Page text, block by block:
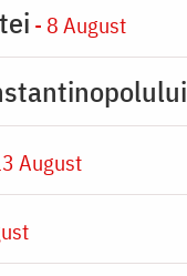
- 8 August
August